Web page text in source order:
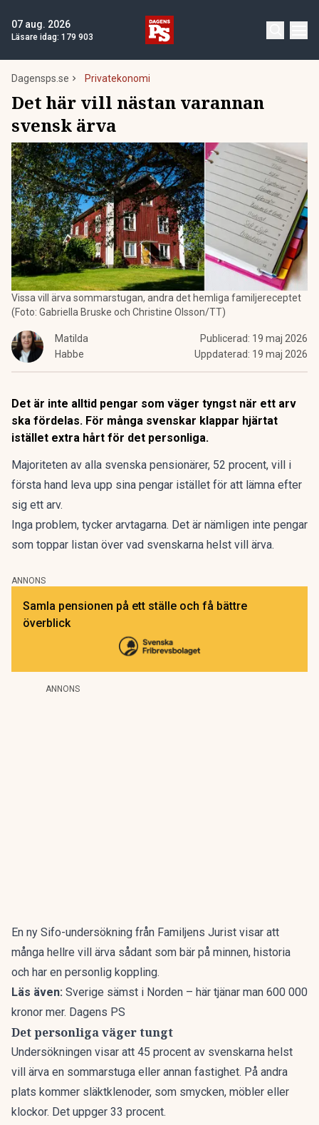
07 aug. 2026
Läsare idag: 179 903
Dagensps.se Privatekonomi
Det här vill nästan varannan
svensk ärva
Vissa vill ärva sommarstugan, andra det hemliga familjereceptet
(Foto: Gabriella Bruske och Christine Olsson/TT)
Matilda
Habbe
Publicerad: 19 maj 2026
Uppdaterad: 19 maj 2026
Det är inte alltid pengar som väger tyngst när ett arv
ska fördelas. För många svenskar klappar hjärtat
istället extra hårt för det personliga.
Majoriteten av alla svenska pensionärer, 52 procent, vill i
första hand leva upp sina pengar istället för att lämna efter
sig ett arv.
Inga problem, tycker arvtagarna. Det är nämligen inte pengar
som toppar listan över vad svenskarna helst vill ärva.
ANNONS
Samla pensionen på ett ställe och få bättre
överblick
ANNONS
En ny Sifo-undersökning från Familjens Jurist visar att
många hellre vill ärva sådant som bär på minnen, historia
och har en personlig koppling.
Läs även: Sverige sämst i Norden – här tjänar man 600 000
kronor mer. Dagens PS
Det personliga väger tungt
Undersökningen visar att 45 procent av svenskarna helst
vill ärva en sommarstuga eller annan fastighet. På andra
plats kommer släktklenoder, som smycken, möbler eller
klockor. Det uppger 33 procent.